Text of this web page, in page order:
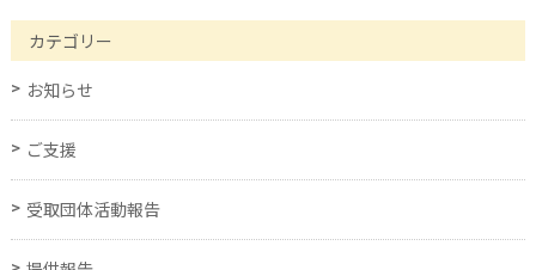
カテゴリー
お知らせ
ご支援
受取団体活動報告